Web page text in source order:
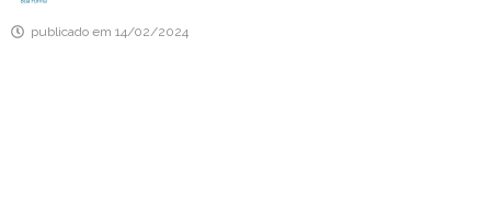
publicado em 14/02/2024